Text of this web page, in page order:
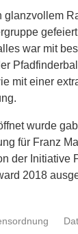
glanzvollem
war mit
mit einer
wurde
für Franz
der Initiative
2018